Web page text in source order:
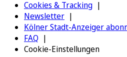
Cookies & Tracking
Newsletter
Kölner Stadt-Anzeiger
FAQ
Cookie-Einstellungen